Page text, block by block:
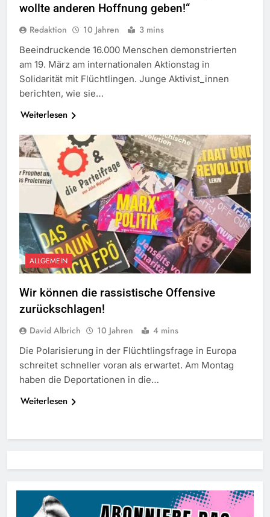
wollte anderen Hoffnung geben!“
Redaktion 10 Jahren 3 mins
Beeindruckende 16.000 Menschen demonstrierten
am 19. März am internationalen Aktionstag in
Solidarität mit Flüchtlingen. Junge Aktivist_innen
berichten, wie sie…
Weiterlesen
ALLGEMEIN
Wir können die rassistische Offensive
zurückschlagen!
David Albrich 10 Jahren 4 mins
Die Polarisierung in der Flüchtlingsfrage in Europa
schreitet schneller voran als erwartet. Am Montag
haben die Deportationen in die…
Weiterlesen